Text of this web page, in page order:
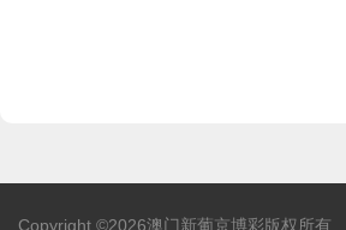
Copyright ©2026澳门新葡京博彩版权所有